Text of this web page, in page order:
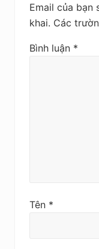
Email của bạn
khai. Các
Bình luận *
Tên *